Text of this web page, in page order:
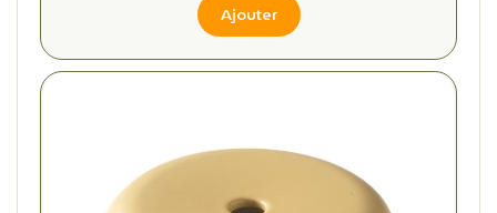
Ajouter